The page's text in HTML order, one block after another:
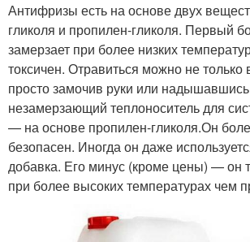
Антифризы есть на основе двух
гликоля и пропилен-гликоля. Первый
замерзает при более низких
токсичен. Отравиться можно не
просто замочив руки или
незамерзающий теплоноситель для
— на основе пропилен-гликоля.Он
безопасен. Иногда он даже
добавка. Его минус (кроме цены) — он
при более высоких температурах чем